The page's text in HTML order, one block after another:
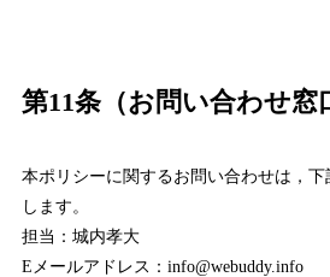
第11条（お問い合わせ窓
本ポリシーに関するお問い合わせは，
します。
担当：城内孝大
Eメールアドレス：info@webuddy.info